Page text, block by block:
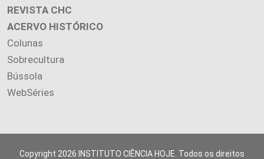
REVISTA CHC
ACERVO HISTÓRICO
Colunas
Sobrecultura
Bússola
WebSéries
Copyright 2026 INSTITUTO CIÊNCIA HOJE. Todos os direitos